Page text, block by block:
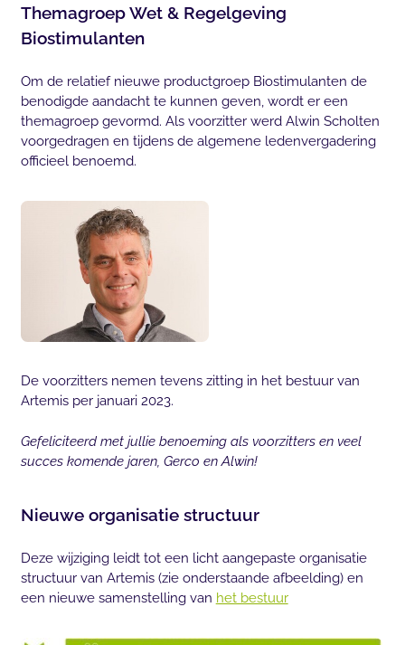
Themagroep Wet & Regelgeving
Biostimulanten
Om de relatief nieuwe productgroep Biostimulanten de
benodigde aandacht te kunnen geven, wordt er een
themagroep gevormd. Als voorzitter werd Alwin Scholten
voorgedragen en tijdens de algemene ledenvergadering
officieel benoemd.
De voorzitters nemen tevens zitting in het bestuur van
Artemis per januari 2023.
Gefeliciteerd met jullie benoeming als voorzitters en veel
succes komende jaren, Gerco en Alwin!
Nieuwe organisatie structuur
Deze wijziging leidt tot een licht aangepaste organisatie
structuur van Artemis (zie onderstaande afbeelding) en
een nieuwe samenstelling van het bestuur